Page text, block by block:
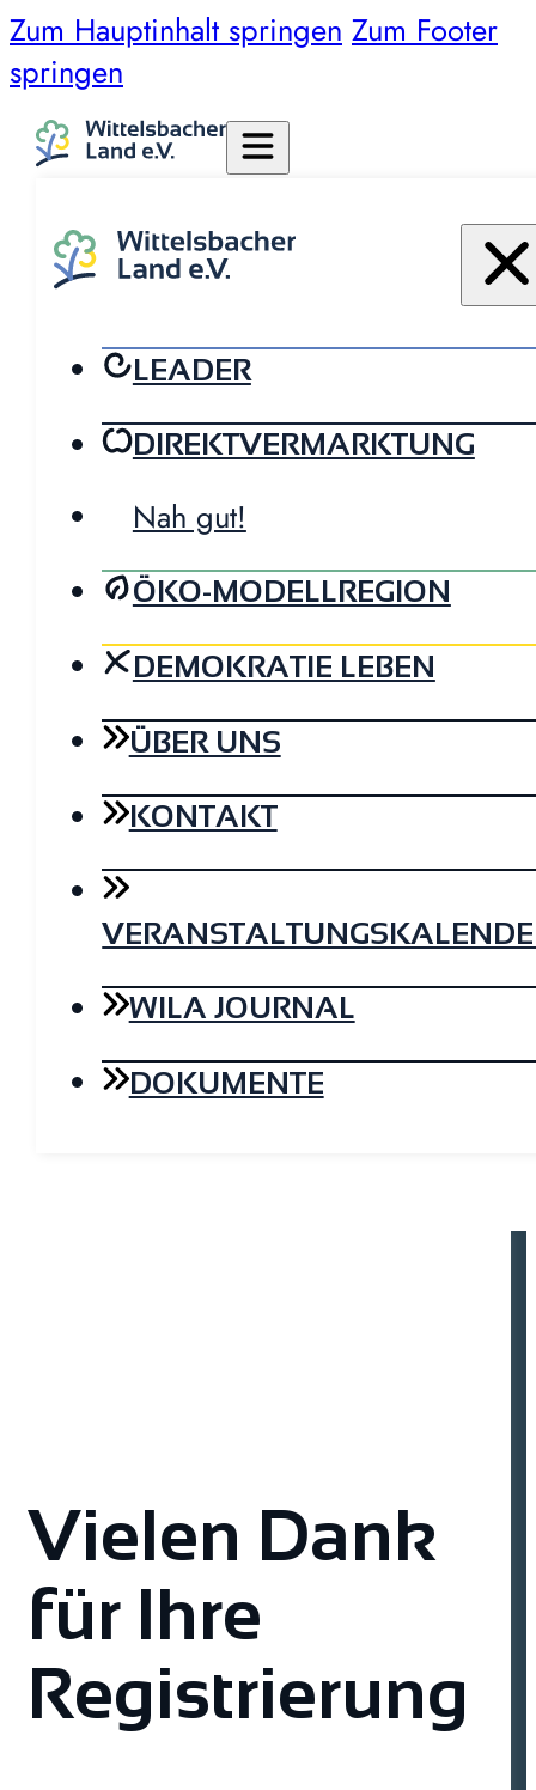
Zum Hauptinhalt springen Zum Footer
springen
LEADER
DIREKTVERMARKTUNG
Nah gut!
ÖKO-MODELLREGION
DEMOKRATIE LEBEN
ÜBER UNS
KONTAKT
WILA JOURNAL
DOKUMENTE
Vielen Dank
für Ihre
Registrierung